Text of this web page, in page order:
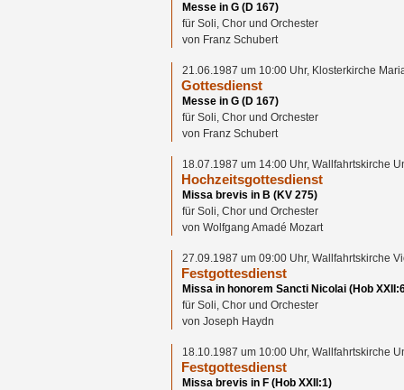
Messe in G (D 167)
für Soli, Chor und Orchester
von Franz Schubert
21.06.1987 um 10:00 Uhr, Klosterkirche
Gottesdienst
Messe in G (D 167)
für Soli, Chor und Orchester
von Franz Schubert
18.07.1987 um 14:00 Uhr, Wallfahrtskirche
Hochzeitsgottesdienst
Missa brevis in B (KV 275)
für Soli, Chor und Orchester
von Wolfgang Amadé Mozart
27.09.1987 um 09:00 Uhr, Wallfahrtskirche
Festgottesdienst
Missa in honorem Sancti Nicolai (Hob
für Soli, Chor und Orchester
von Joseph Haydn
18.10.1987 um 10:00 Uhr, Wallfahrtskirche
Festgottesdienst
Missa brevis in F (Hob XXII:1)